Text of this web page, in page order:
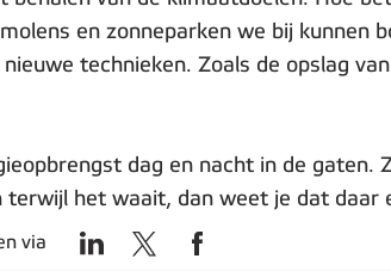
en zonneparken we bij kunnen
technieken. Zoals de opslag
dag en nacht in de gaten.
het waait, dan weet je dat daar
via